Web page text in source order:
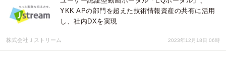
YKK APの部門を超えた技術情報資産の共有に活用
し、社内DXを実現
株式会社Ｊストリーム 2023年12月18日 06時